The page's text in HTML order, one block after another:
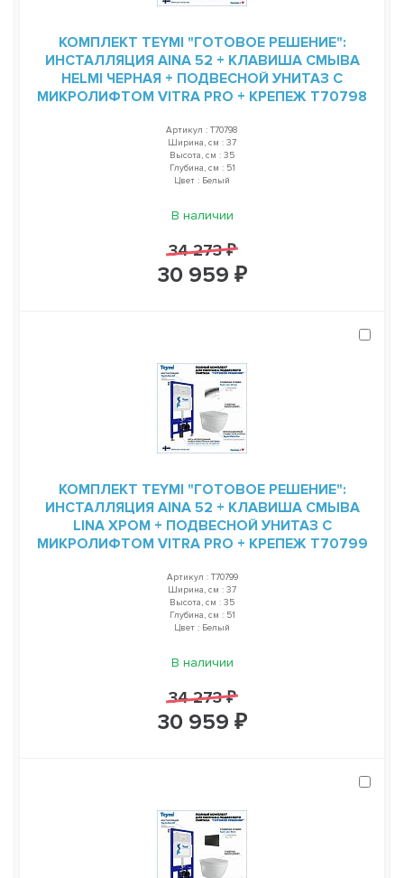
КОМПЛЕКТ TEYMI "ГОТОВОЕ РЕШЕНИЕ":
ИНСТАЛЛЯЦИЯ AINA 52 + КЛАВИША СМЫВА
HELMI ЧЕРНАЯ + ПОДВЕСНОЙ УНИТАЗ С
МИКРОЛИФТОМ VITRA PRO + КРЕПЕЖ T70798
Артикул : T70798
Ширина, см : 37
Высота, см : 35
Глубина, см : 51
Цвет : Белый
В наличии
34 273 ₽
30 959 ₽
КОМПЛЕКТ TEYMI "ГОТОВОЕ РЕШЕНИЕ":
ИНСТАЛЛЯЦИЯ AINA 52 + КЛАВИША СМЫВА
LINA ХРОМ + ПОДВЕСНОЙ УНИТАЗ С
МИКРОЛИФТОМ VITRA PRO + КРЕПЕЖ T70799
Артикул : T70799
Ширина, см : 37
Высота, см : 35
Глубина, см : 51
Цвет : Белый
В наличии
34 273 ₽
30 959 ₽